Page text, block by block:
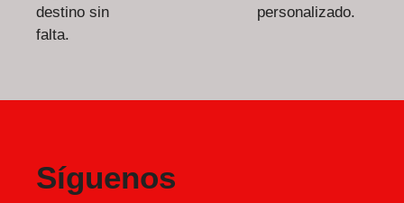
destino sin
falta.
personalizado.
Síguenos